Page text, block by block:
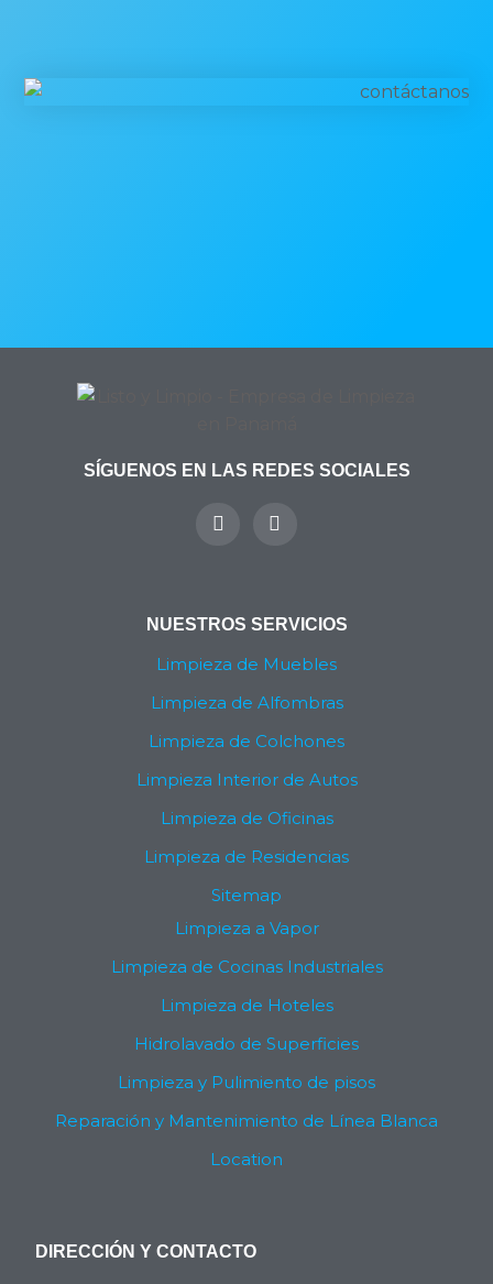
SÍGUENOS EN LAS REDES SOCIALES
Y
o
e
I
n
r
m
NUESTROS SERVICIOS
Limpieza de Muebles
Limpieza de Alfombras
Limpieza de Colchones
Limpieza Interior de Autos
Limpieza de Oficinas
Limpieza de Residencias
Sitemap
Limpieza a Vapor
Limpieza de Cocinas Industriales
Limpieza de Hoteles
Hidrolavado de Superficies
Limpieza y Pulimiento de pisos
Reparación y Mantenimiento de Línea Blanca
Location
DIRECCIÓN Y CONTACTO